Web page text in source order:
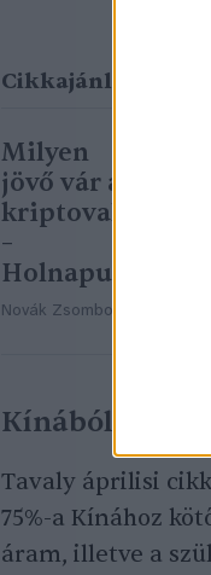
Cikkajánló
Milyen
jövő vár a
kriptovalutákra?
–
Holnapután
Novák Zsombor
Kínából már
Tavaly áprilisi
75%-a Kínához
áram, illetve a